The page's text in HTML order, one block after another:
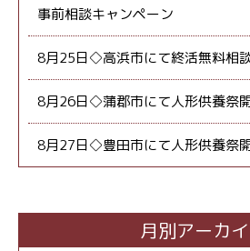
事前相談キャンペーン
8月25日◇高浜市にて終活無料相
8月26日◇蒲郡市にて人形供養祭
8月27日◇豊田市にて人形供養祭
月別アーカ